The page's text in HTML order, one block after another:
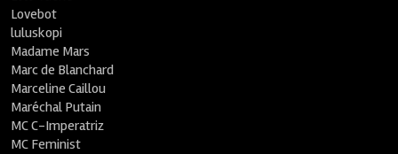
Lovebot
luluskopi
Madame Mars
Marc de Blanchard
Marceline Caillou
Maréchal Putain
MC C-Imperatriz
MC Feminist